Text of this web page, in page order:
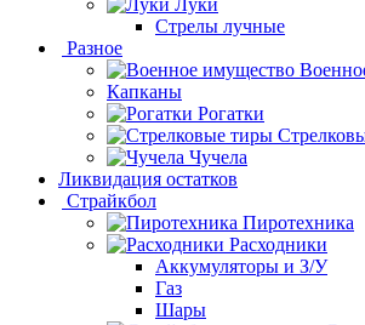
Луки
Стрелы лучные
Разное
Капканы
Рогатки
Чучела
Ликвидация остатков
Страйкбол
Пиротехника
Расходники
Аккумуляторы и З/У
Газ
Шары